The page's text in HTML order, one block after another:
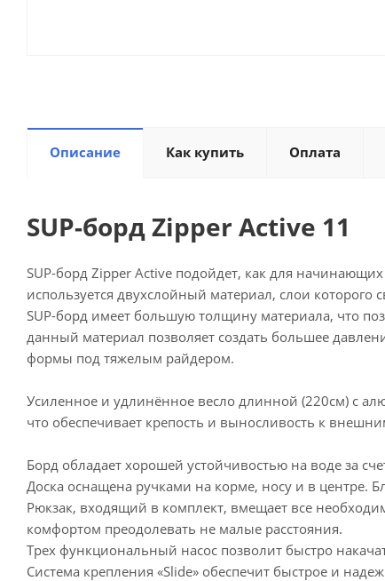
Описание Как купить Оплата
SUP-борд Zipper Active 11
SUP-борд Zipper Active подойдет, как для
используется двухслойный материал, слои которого
SUP-борд имеет большую толщину материала, что
данный материал позволяет создать большее
формы под тяжелым райдером.
Усиленное и удлинённое весло длинной (220см) с
что обеспечивает крепость и выносливость к
Борд обладает хорошей устойчивостью на воде за
Доска оснащена ручками на корме, носу и в центре.
Рюкзак, входящий в комплект, вмещает все
комфортом преодолевать не малые расстояния.
Трех функциональный насос позволит быстро
Система крепления «Slide» обеспечит быстрое и